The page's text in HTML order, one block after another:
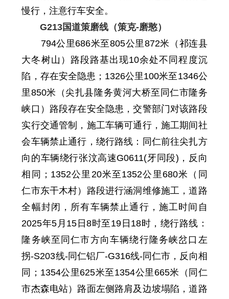
慢行，注意行车安全。
G213国道策磨线（策克-磨憨）
794公里686米至805公里872米 （ 祁连县
大冬树山）路段路基出现10余处不同程度沉
陷 ，存在安全隐患； 1326公里100米至1346公
里850米 （尖扎县隆务黄河大桥至同仁市隆务
峡口）路段存在安全隐患，交警部门对该路段
实行交通管制， 施工车辆可通行，施工期间社
会车辆禁止通行， 绕行路线：同仁前往尖扎方
向的车辆绕行张汶高速G0611(牙同段)，反向
相同 ；1352公里 20米至1352公里 680米
（同
仁市东干木村）路段进行涵洞维修施工，道路
全幅封闭，所有车辆禁止通行，施工时间自
2025年5月15日8时至19日18时 ，绕行路线：
隆务峡至同仁市方向车辆绕行隆务峡岔口左
拐-S203线-同仁铝厂-G316线-同仁市，反向相
同； 1354公里625米至1354公里 665米 （同仁
市杰森电站）路面左侧路肩及边坡塌陷 ，道路